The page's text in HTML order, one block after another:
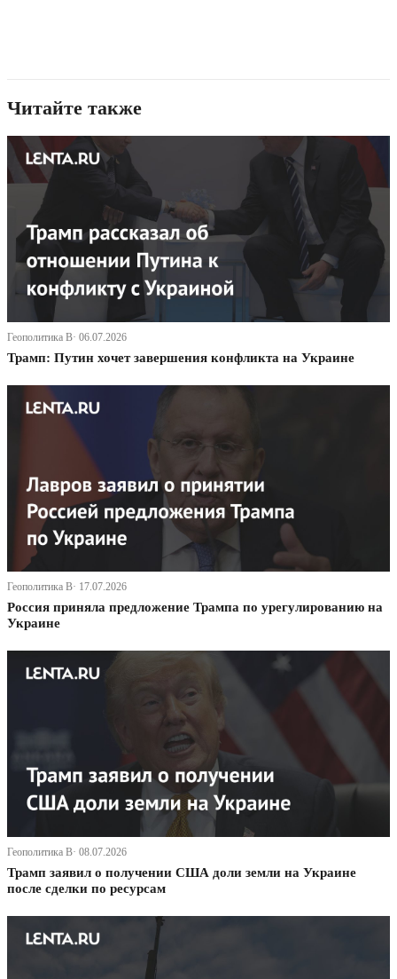
Читайте также
Геополитика В· 06.07.2026
Трамп: Путин хочет завершения конфликта на Украине
Геополитика В· 17.07.2026
Россия приняла предложение Трампа по урегулированию на
Украине
Геополитика В· 08.07.2026
Трамп заявил о получении США доли земли на Украине
после сделки по ресурсам